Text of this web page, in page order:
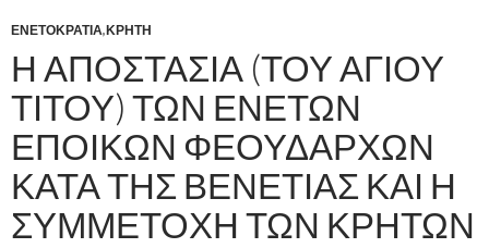
ΕΝΕΤΟΚΡΑΤΙΑ,ΚΡΗΤΗ
Η ΑΠΟΣΤΑΣΙΑ (ΤΟΥ ΑΓΙΟΥ
ΤΙΤΟΥ) ΤΩΝ ΕΝΕΤΩΝ
ΕΠΟΙΚΩΝ ΦΕΟΥΔΑΡΧΩΝ
ΚΑΤΑ ΤΗΣ ΒΕΝΕΤΙΑΣ ΚΑΙ Η
ΣΥΜΜΕΤΟΧΗ ΤΩΝ ΚΡΗΤΩΝ